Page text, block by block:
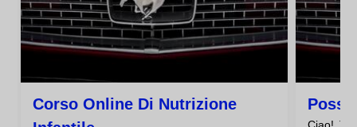
Corso Online Di Nutrizione
Ciao! Ti